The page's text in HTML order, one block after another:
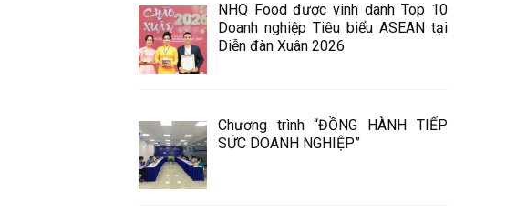
NHQ Food được vinh danh Top 10
Doanh nghiệp Tiêu biểu ASEAN tại
Diễn đàn Xuân 2026
Chương trình “ĐỒNG HÀNH TIẾP
SỨC DOANH NGHIỆP”